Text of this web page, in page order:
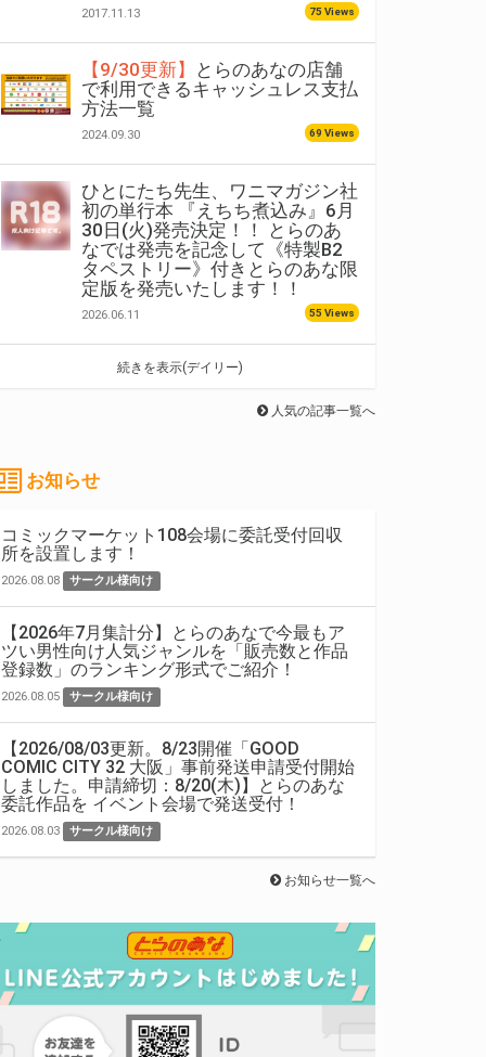
2017.11.13 75 Views
【9/30更新】
とらのあなの店舗
で利用できるキャッシュレス支払
方法一覧
2024.09.30 69 Views
ひとにたち先生、ワニマガジン社
初の単行本 『えちち煮込み』6月
30日(火)発売決定！！ とらのあ
なでは発売を記念して《特製B2
タペストリー》付きとらのあな限
定版を発売いたします！！
2026.06.11 55 Views
続きを表示(デイリー)
人気の記事一覧へ
お知らせ
コミックマーケット108会場に委託受付回収
所を設置します！
2026.08.08 サークル様向け
【2026年7月集計分】とらのあなで今最もア
ツい男性向け人気ジャンルを「販売数と作品
登録数」のランキング形式でご紹介！
2026.08.05 サークル様向け
【2026/08/03更新。8/23開催「GOOD
COMIC CITY 32 大阪」事前発送申請受付開始
しました。申請締切：8/20(木)】とらのあな
委託作品を イベント会場で発送受付！
2026.08.03 サークル様向け
お知らせ一覧へ